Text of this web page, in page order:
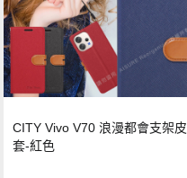
CITY Vivo V70 浪漫都會支架皮
套-紅色